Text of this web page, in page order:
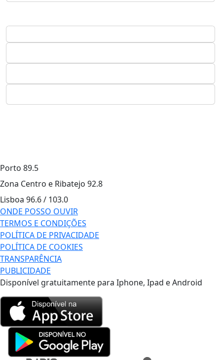
Porto 89.5
Zona Centro e Ribatejo 92.8
Lisboa 96.6 / 103.0
ONDE POSSO OUVIR
TERMOS E CONDIÇÕES
POLÍTICA DE PRIVACIDADE
POLÍTICA DE COOKIES
TRANSPARÊNCIA
PUBLICIDADE
Disponível gratuitamente para Iphone, Ipad e Android